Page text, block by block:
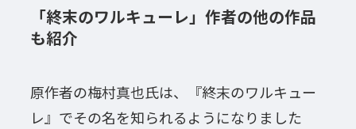
「終末のワルキューレ」作者の他の作品
も紹介
原作者の梅村真也氏は、『終末のワルキュー
レ』でその名を知られるようになりました